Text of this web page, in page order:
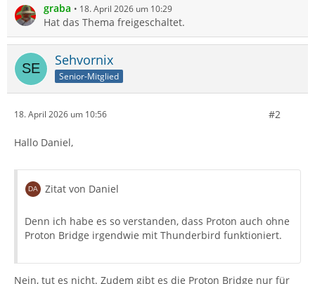
graba 18. April 2026 um 10:29
Hat das Thema freigeschaltet.
Sehvornix
Senior-Mitglied
18. April 2026 um 10:56 #2
Hallo Daniel,
Zitat von Daniel
Denn ich habe es so verstanden, dass Proton auch ohne
Proton Bridge irgendwie mit Thunderbird funktioniert.
Nein, tut es nicht. Zudem gibt es die Proton Bridge nur für